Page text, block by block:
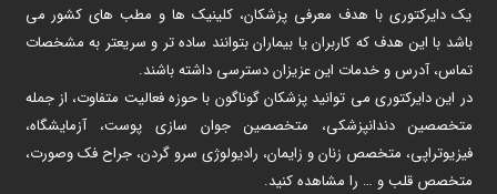
یک دایرکتوری با هدف معرفی پزشکان، کلینیک ها و مطب های کشور می
باشد با این هدف که کاربران یا بیماران بتوانند ساده تر و سریعتر به مشخصات
تماس، آدرس و خدمات این عزیزان دسترسی داشته باشند.
در این دایرکتوری می توانید پزشکان گوناگون با حوزه فعالیت متفاوت، از جمله
متخصصین دندانپزشکی، متخصصین جوان سازی پوست، آزمایشگاه،
فیزیوتراپی، متخصص زنان و زایمان، رادیولوژی سرو گردن، جراح فک وصورت،
متخصص قلب و … را مشاهده کنید.